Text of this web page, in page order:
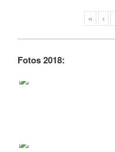
« ‹
Fotos 2018: